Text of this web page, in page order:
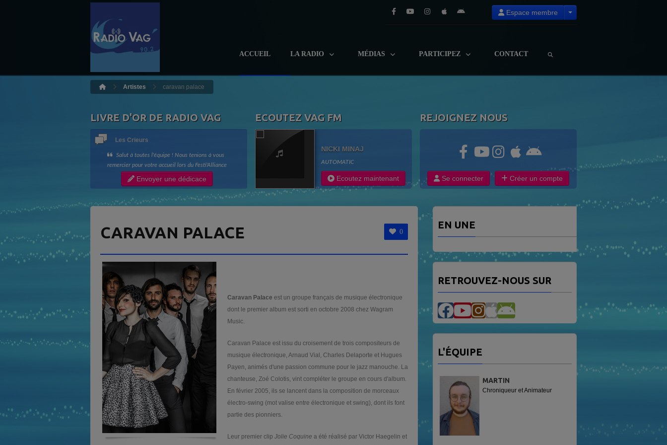
Espace membre
ACCUEIL LA RADIO MÉDIAS PARTICIPEZ CONTACT
Artistes caravan palace
LIVRE D'OR DE RADIO VAG
Les Crieurs
Salut à toutes l'équipe ! Nous tenions à vous
remercier pour votre accueil lors du Festi'Alliance
ainsi que votre bonne humeur !! Longue vie à Radio
Vag !! Les Crieurs de Toit
Envoyer une dédicace
ECOUTEZ VAG FM
NICKI MINAJ
AUTOMATIC
Ecoutez maintenant
REJOIGNEZ NOUS
Se connecter Créer un compte
0
CARAVAN PALACE
Caravan Palace est un groupe français de musique électronique
dont le premier album est sorti en octobre 2008 chez Wagram
Music.
Caravan Palace est issu du croisement de trois compositeurs de
musique électronique, Arnaud Vial, Charles Delaporte et Hugues
Payen, animés d'une passion commune pour le jazz manouche. La
chanteuse, Zoé Colotis, vint compléter le groupe en cours d'album.
En février 2005, ils se lancent dans la composition de morceaux
électro-swing (mot valise entre électronique et swing), dont ils font
partie des pionniers.
Leur premier clip Jolie Coquine a été réalisé par Victor Haegelin et
EN UNE
RETROUVEZ-NOUS SUR
L'ÉQUIPE
MARTIN
Chroniqueur et Animateur